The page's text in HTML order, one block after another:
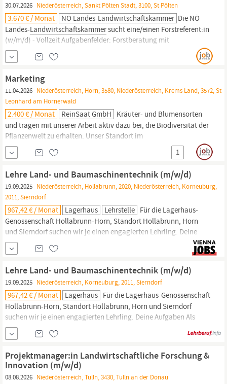
30.07.2026 Niederösterreich, Sankt Pölten Stadt, 3100, St Pölten
3.670 € / Monat NÖ Landes-Landwirtschaftskammer Die NÖ
Landes-Landwirtschaftskammersucht eine/einen Forstreferent:in
(w/m/d) - Vollzeit Aufgabenfelder: Forstberatung mit
abwechslungsreichem Aufgabenspektrum Administration und
Weiterentwicklung des Produkts ;Waldwirtschaftsplan“
Forstliche Einsatzleitung
Marketing
11.04.2026 Niederösterreich, Horn, 3580, Niederösterreich, Krems Land, 3572, St
Leonhard am Hornerwald
2.400 € / Monat ReinSaat GmbH Kräuter- und Blumensorten
und tragen mit unserer Arbeit aktiv dazu bei, die Biodiversität der
Pflanzenwelt zu erhalten. Unser Standort im
niederösterreichischen
Waldviertel ist Herzstück eines
europaweiten Netzwerks aus über 60 Vermehrungsbetrieben.
Gemeinsam entwickeln wir klimatisch angepasste, robuste,
geschmacklich herausragende Sorten für eine zukunftsfähige
Landwirtschaft.
1
Lehre Land- und Baumaschinentechnik (m/w/d)
19.09.2025 Niederösterreich, Hollabrunn, 2020, Niederösterreich, Korneuburg,
2011, Sierndorf
967,42 € / Monat Lagerhaus Lehrstelle Für die Lagerhaus-
Genossenschaft Hollabrunn-Horn, Standort Hollabrunn, Horn
und Sierndorf suchen wir je einen engagierten Lehrling. Deine
Aufgaben Als Land- und BaumaschinentechnikerIn mit
Schwerpunkt Landmaschinen wartest und reparierst du
landwirt-
schaftliche Fahrzeuge, Geräte, Maschinen und Anlagen wie
Traktoren, Mähdrescher,
Lehre Land- und Baumaschinentechnik (m/w/d)
19.09.2025 Niederösterreich, Korneuburg, 2011, Sierndorf
967,42 € / Monat Lagerhaus Für die Lagerhaus-Genossenschaft
Hollabrunn-Horn, Standort Hollabrunn, Horn und Sierndorf
suchen wir je einen engagierten Lehrling. Deine Aufgaben Als
Land- und BaumaschinentechnikerIn mit Schwerpunkt
Landmaschinen wartest und reparierst du
schaftliche
Mähdrescher,
Projektmanager:in Landwirtschaftliche Forschung &
Innovation (m/w/d)
08.08.2026 Niederösterreich, Tulln, 3430, Tulln an der Donau